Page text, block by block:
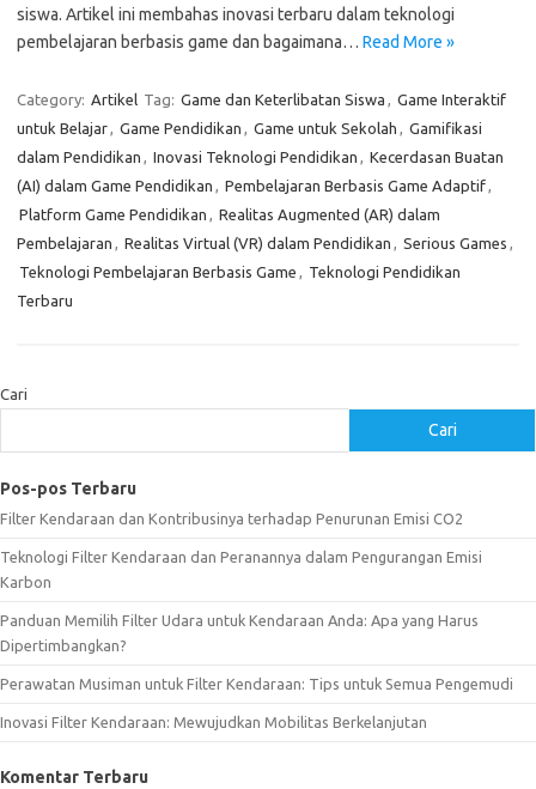
siswa. Artikel ini membahas inovasi terbaru dalam teknologi
pembelajaran berbasis game dan bagaimana… Read More »
Category: Artikel Tag: Game dan Keterlibatan Siswa , Game Interaktif
untuk Belajar, Game Pendidikan , Game untuk Sekolah , Gamifikasi
dalam Pendidikan , Inovasi Teknologi Pendidikan , Kecerdasan Buatan
(AI) dalam Game Pendidikan , Pembelajaran Berbasis Game Adaptif,
Platform Game Pendidikan , Realitas Augmented (AR) dalam
Pembelajaran , Realitas Virtual (VR) dalam Pendidikan , Serious Games ,
Teknologi Pembelajaran Berbasis Game , Teknologi Pendidikan
Terbaru
Cari
Cari
Pos-pos Terbaru
Filter Kendaraan dan Kontribusinya terhadap Penurunan Emisi CO2
Teknologi Filter Kendaraan dan Peranannya dalam Pengurangan Emisi
Karbon
Panduan Memilih Filter Udara untuk Kendaraan Anda: Apa yang Harus
Dipertimbangkan?
Perawatan Musiman untuk Filter Kendaraan: Tips untuk Semua Pengemudi
Inovasi Filter Kendaraan: Mewujudkan Mobilitas Berkelanjutan
Komentar Terbaru